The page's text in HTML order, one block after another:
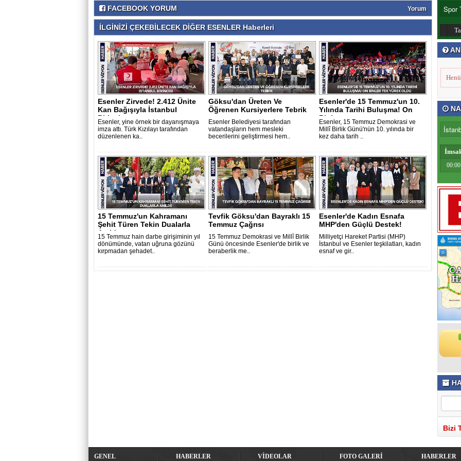
FACEBOOK YORUM Yorum
İLGİNİZİ ÇEKEBİLECEK DİĞER ESENLER Haberleri
Esenler Zirvede! 2.412 Ünite
Kan Bağışıyla İstanbul
Birincis..
Esenler, yine örnek bir dayanışmaya
imza attı. Türk Kızılayı tarafından
düzenlenen ka..
Göksu'dan Üreten Ve
Öğrenen Kursiyerlere Tebrik
Esenler Belediyesi tarafından
vatandaşların hem mesleki
becerilerini geliştirmesi hem..
Esenler'de 15 Temmuz'un 10.
Yılında Tarihi Buluşma! On
Binle..
Esenler, 15 Temmuz Demokrasi ve
Millî Birlik Günü'nün 10. yılında bir
kez daha tarih ..
15 Temmuz'un Kahramanı
Şehit Türen Tekin Dualarla
Anıldı..
15 Temmuz hain darbe girişiminin yıl
dönümünde, vatan uğruna gözünü
kırpmadan şehadet..
Tevfik Göksu'dan Bayraklı 15
Temmuz Çağrısı
15 Temmuz Demokrasi ve Millî Birlik
Günü öncesinde Esenler'de birlik ve
beraberlik me..
Esenler'de Kadın Esnafa
MHP'den Güçlü Destek!
Milliyetçi Hareket Partisi (MHP)
İstanbul ve Esenler teşkilatları, kadın
esnaf ve gir..
00:00
Bizi
GENEL HABERLER VİDEOLAR FOTO GALERİ HABERLER